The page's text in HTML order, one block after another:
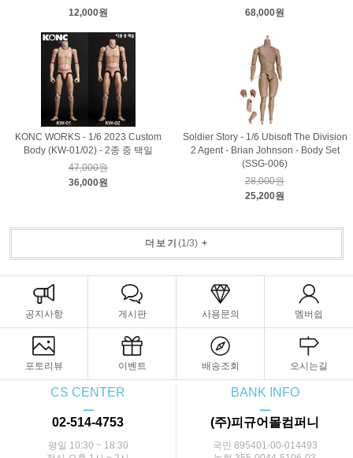
12,000원
68,000원
KONC WORKS - 1/6 2023 Custom
Body (KW-01/02) - 2종 중 택일
47,000원
36,000원
Soldier Story - 1/6 Ubisoft The Division
2 Agent - Brian Johnson - Body Set
(SSG-006)
28,000원
25,200원
더보기 (1/3)+
공지사항 게시판 사용문의 멤버쉽
포토리뷰 이벤트 배송조회 오시는길
CS CENTER
ㅡ
02-514-4753
평일 10:30 ~ 18:30
BANK INFO
ㅡ
(주)피규어몰컴퍼니
국민 895401-00-014493